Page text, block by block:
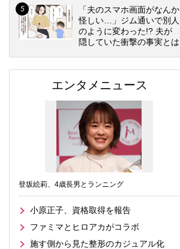
「夫のスマホ画面がなんか
怪しい…」ジム通いで別人
のように変わった!? 夫が
隠していた衝撃の事実とは
エンタメニュース
登坂絵莉、4歳長男とランニング
小原正子、資格取得を報告
ファミマとヒロアカがコラボ
施す側から見た整形のカジュアル化